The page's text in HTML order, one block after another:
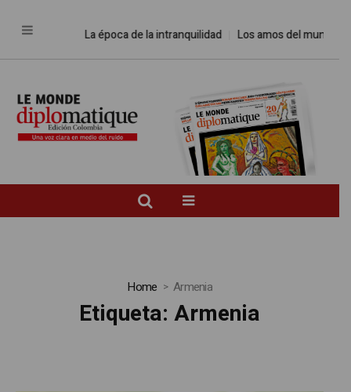
La época de la intranquilidad Los amos del mundo
Home Armenia
Etiqueta: Armenia